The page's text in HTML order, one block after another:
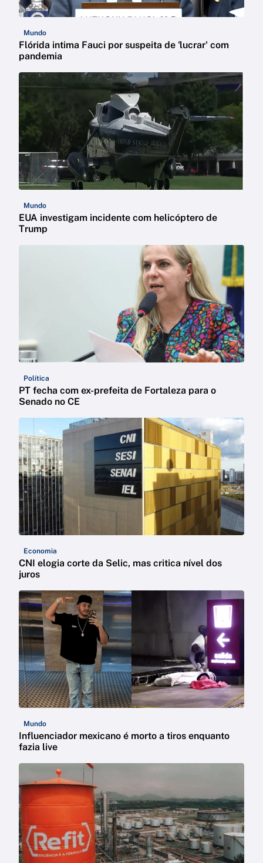
Mundo
Flórida intima Fauci por suspeita de 'lucrar' com
pandemia
Mundo
EUA investigam incidente com helicóptero de
Trump
Política
PT fecha com ex-prefeita de Fortaleza para o
Senado no CE
Economia
CNI elogia corte da Selic, mas critica nível dos
juros
Mundo
Influenciador mexicano é morto a tiros enquanto
fazia live